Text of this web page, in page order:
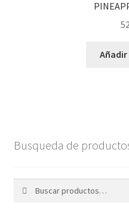
Busqueda de